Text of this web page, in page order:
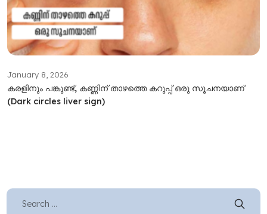
January 8, 2026
കരളിനും പങ്കുണ്ട്, കണ്ണിന് താഴത്തെ കറുപ്പ് ഒരു സൂചനയാണ്
(Dark circles liver sign)